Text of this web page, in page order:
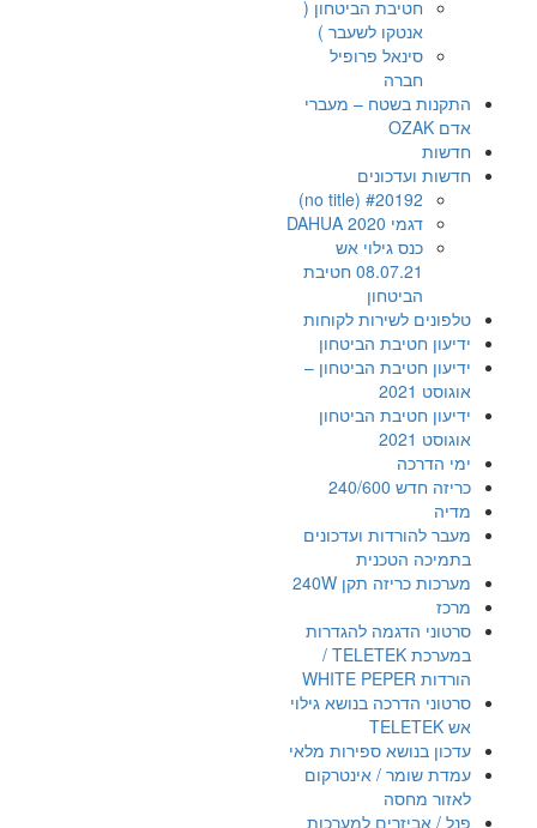
חטיבת הביטחון (
אנטקו לשעבר )
סינאל פרופיל
חברה
התקנות בשטח – מעברי
אדם OZAK
חדשות
חדשות ועדכונים
#20192 (no title)
דגמי DAHUA 2020
כנס גילוי אש
08.07.21 חטיבת
הביטחון
טלפונים לשירות לקוחות
ידיעון חטיבת הביטחון
ידיעון חטיבת הביטחון –
אוגוסט 2021
ידיעון חטיבת הביטחון
אוגוסט 2021
ימי הדרכה
כריזה חדש 240/600
מדיה
מעבר להורדות ועדכונים
בתמיכה הטכנית
מערכות כריזה תקן 240W
מרכז
סרטוני הדגמה להגדרות
במערכת TELETEK /
הורדות WHITE PEPER
סרטוני הדרכה בנושא גילוי
אש TELETEK
עדכון בנושא ספירות מלאי
עמדת שומר / אינטרקום
לאזור מחסה
פנל / אביזרים למערכות